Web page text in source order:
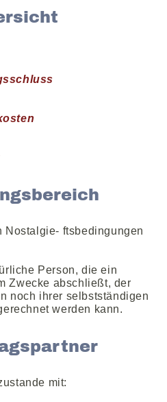
Nostalgie- ftsbedingungen
Person, die ein
Zwecke abschließt, der
noch ihrer selbstständigen
werden kann.
mit: